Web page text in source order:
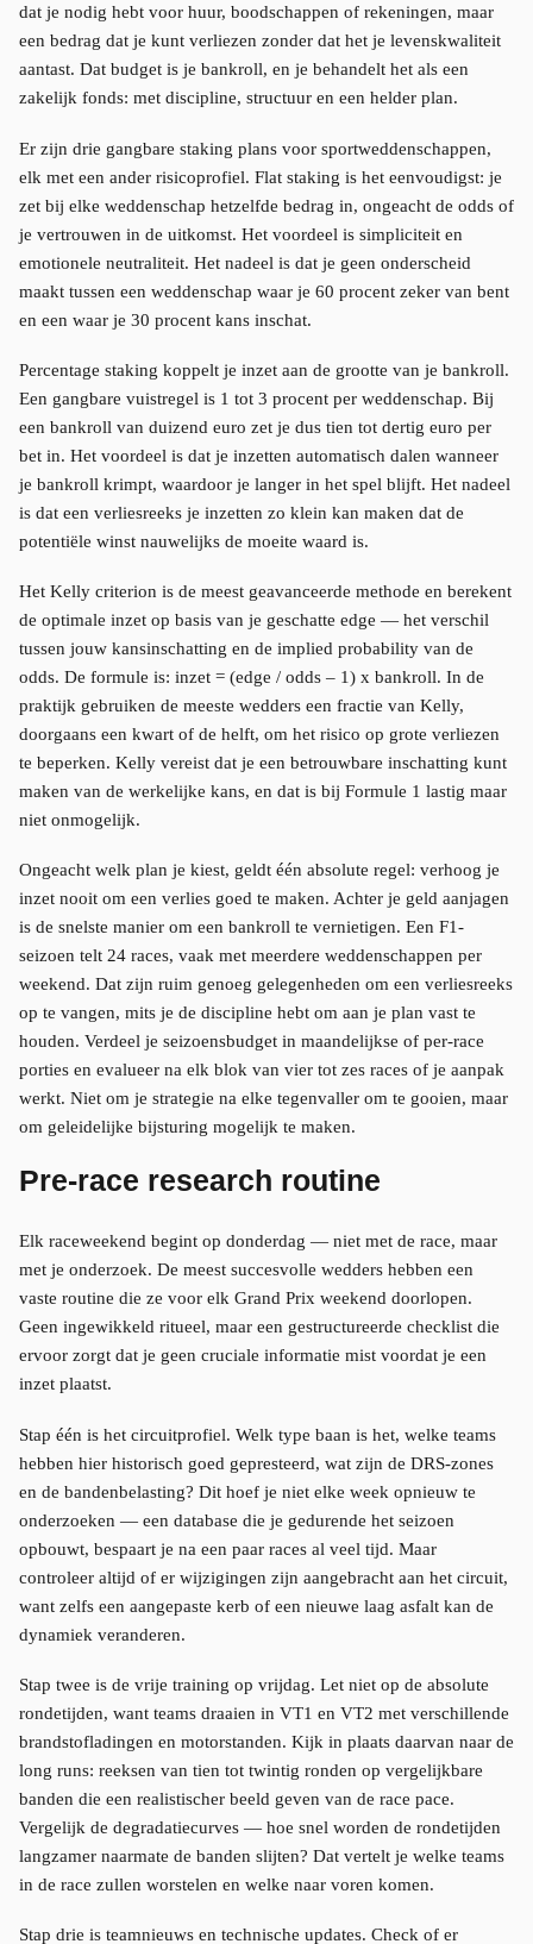
dat je nodig hebt voor huur, boodschappen of rekeningen, maar
een bedrag dat je kunt verliezen zonder dat het je levenskwaliteit
aantast. Dat budget is je bankroll, en je behandelt het als een
zakelijk fonds: met discipline, structuur en een helder plan.
Er zijn drie gangbare staking plans voor sportweddenschappen,
elk met een ander risicoprofiel. Flat staking is het eenvoudigst: je
zet bij elke weddenschap hetzelfde bedrag in, ongeacht de odds of
je vertrouwen in de uitkomst. Het voordeel is simpliciteit en
emotionele neutraliteit. Het nadeel is dat je geen onderscheid
maakt tussen een weddenschap waar je 60 procent zeker van bent
en een waar je 30 procent kans inschat.
Percentage staking koppelt je inzet aan de grootte van je bankroll.
Een gangbare vuistregel is 1 tot 3 procent per weddenschap. Bij
een bankroll van duizend euro zet je dus tien tot dertig euro per
bet in. Het voordeel is dat je inzetten automatisch dalen wanneer
je bankroll krimpt, waardoor je langer in het spel blijft. Het nadeel
is dat een verliesreeks je inzetten zo klein kan maken dat de
potentiële winst nauwelijks de moeite waard is.
Het Kelly criterion is de meest geavanceerde methode en berekent
de optimale inzet op basis van je geschatte edge — het verschil
tussen jouw kansinschatting en de implied probability van de
odds. De formule is: inzet = (edge / odds – 1) x bankroll. In de
praktijk gebruiken de meeste wedders een fractie van Kelly,
doorgaans een kwart of de helft, om het risico op grote verliezen
te beperken. Kelly vereist dat je een betrouwbare inschatting kunt
maken van de werkelijke kans, en dat is bij Formule 1 lastig maar
niet onmogelijk.
Ongeacht welk plan je kiest, geldt één absolute regel: verhoog je
inzet nooit om een verlies goed te maken. Achter je geld aanjagen
is de snelste manier om een bankroll te vernietigen. Een F1-
seizoen telt 24 races, vaak met meerdere weddenschappen per
weekend. Dat zijn ruim genoeg gelegenheden om een verliesreeks
op te vangen, mits je de discipline hebt om aan je plan vast te
houden. Verdeel je seizoensbudget in maandelijkse of per-race
porties en evalueer na elk blok van vier tot zes races of je aanpak
werkt. Niet om je strategie na elke tegenvaller om te gooien, maar
om geleidelijke bijsturing mogelijk te maken.
Pre-race research routine
Elk raceweekend begint op donderdag — niet met de race, maar
met je onderzoek. De meest succesvolle wedders hebben een
vaste routine die ze voor elk Grand Prix weekend doorlopen.
Geen ingewikkeld ritueel, maar een gestructureerde checklist die
ervoor zorgt dat je geen cruciale informatie mist voordat je een
inzet plaatst.
Stap één is het circuitprofiel. Welk type baan is het, welke teams
hebben hier historisch goed gepresteerd, wat zijn de DRS-zones
en de bandenbelasting? Dit hoef je niet elke week opnieuw te
onderzoeken — een database die je gedurende het seizoen
opbouwt, bespaart je na een paar races al veel tijd. Maar
controleer altijd of er wijzigingen zijn aangebracht aan het circuit,
want zelfs een aangepaste kerb of een nieuwe laag asfalt kan de
dynamiek veranderen.
Stap twee is de vrije training op vrijdag. Let niet op de absolute
rondetijden, want teams draaien in VT1 en VT2 met verschillende
brandstofladingen en motorstanden. Kijk in plaats daarvan naar de
long runs: reeksen van tien tot twintig ronden op vergelijkbare
banden die een realistischer beeld geven van de race pace.
Vergelijk de degradatiecurves — hoe snel worden de rondetijden
langzamer naarmate de banden slijten? Dat vertelt je welke teams
in de race zullen worstelen en welke naar voren komen.
Stap drie is teamnieuws en technische updates. Check of er